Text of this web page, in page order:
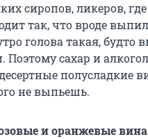
сиропов, ликеров,
так, что вроде
голова такая, будто
Поэтому сахар и
полусладкие
не выпьешь.
и оранжевые вина